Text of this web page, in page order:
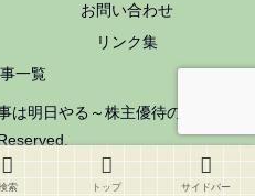
お問い合わせ
リンク集
一覧
明日やる～株主優待の記録 All
索 トップ サイドバー